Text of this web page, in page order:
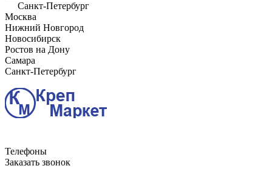
Санкт-Петербург
Москва
Нижний Новгород
Новосибирск
Ростов на Дону
Самара
Санкт-Петербург
Телефоны
Заказать звонок